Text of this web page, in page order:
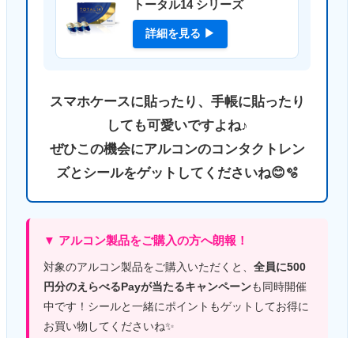
トータル14 シリーズ
詳細を見る ▶
スマホケースに貼ったり、手帳に貼ったり
しても可愛いですよね♪
ぜひこの機会にアルコンのコンタクトレン
ズとシールをゲットしてくださいね😊🫧
▼ アルコン製品をご購入の方へ朗報！
対象のアルコン製品をご購入いただくと、 全員に500
円分のえらべるPayが当たるキャンペーンも同時開催
中です！シールと一緒にポイントもゲットしてお得に
お買い物してくださいね✨